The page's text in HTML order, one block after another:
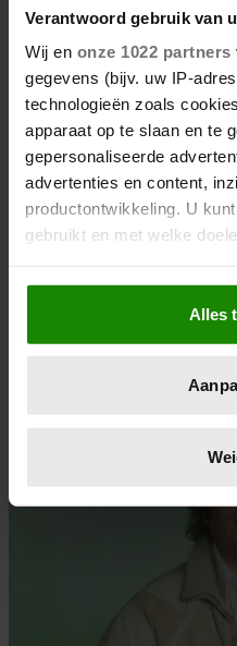
Verantwoord gebruik van
Wij en onze 1022 partners
gegevens (bijv. uw IP-
technologieën zoals
apparaat op te slaan en te
gepersonaliseerde
advertenties en content,
productontwikkeling. U
gebruikt en met welke
Als u het toestaat, willen
Informatie
locatie, die tot een
scannen op specifieke
verwerkt en stel uw
intrekken in de
We gebruiken cookies om
en om ons websiteverkeer
informatie over uw gebruik
Alles
05/08/2026
MET PEREZ HILTON?